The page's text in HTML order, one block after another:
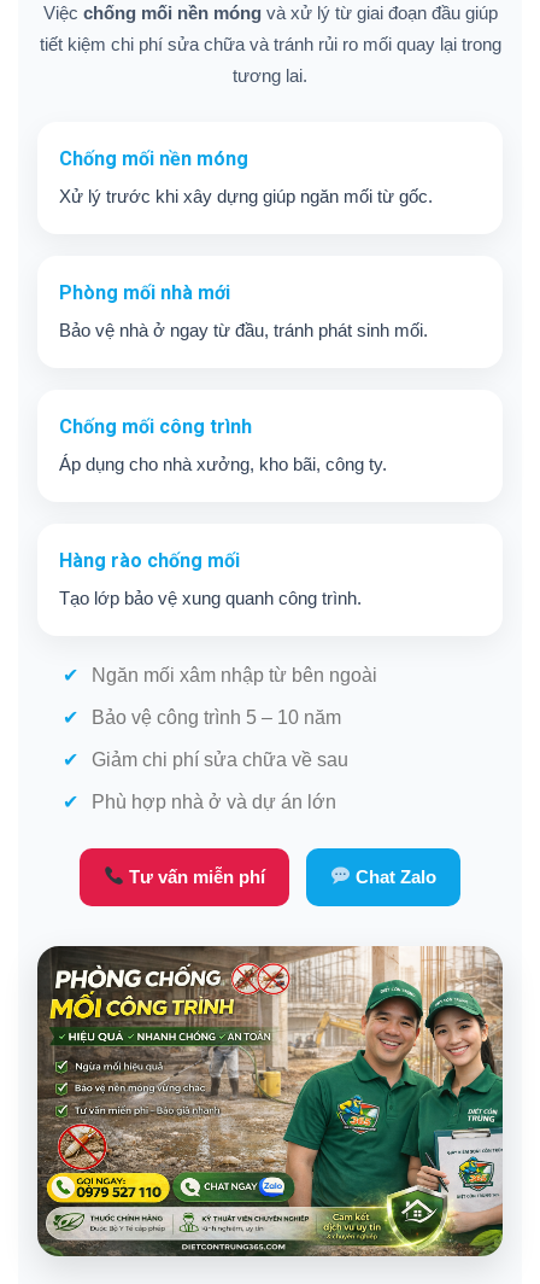
Việc chống mối nền móngvà xử lý từ giai đoạn đầu giúp
tiết kiệm chi phí sửa chữa và tránh rủi ro mối quay lại trong
tương lai.
Chống mối nền móng
Xử lý trước khi xây dựng giúp ngăn mối từ gốc.
Phòng mối nhà mới
Bảo vệ nhà ở ngay từ đầu, tránh phát sinh mối.
Chống mối công trình
Áp dụng cho nhà xưởng, kho bãi, công ty.
Hàng rào chống mối
Tạo lớp bảo vệ xung quanh công trình.
Ngăn mối xâm nhập từ bên ngoài
Bảo vệ công trình 5 – 10 năm
Giảm chi phí sửa chữa về sau
Phù hợp nhà ở và dự án lớn
Tư vấn miễn phí Chat Zalo